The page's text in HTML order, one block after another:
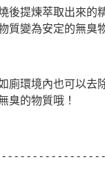
後提煉萃取出來的
質變為安定的無臭
廁環境內也可以去
臭的物質哦！
- - - - - - - - - - - - - - -